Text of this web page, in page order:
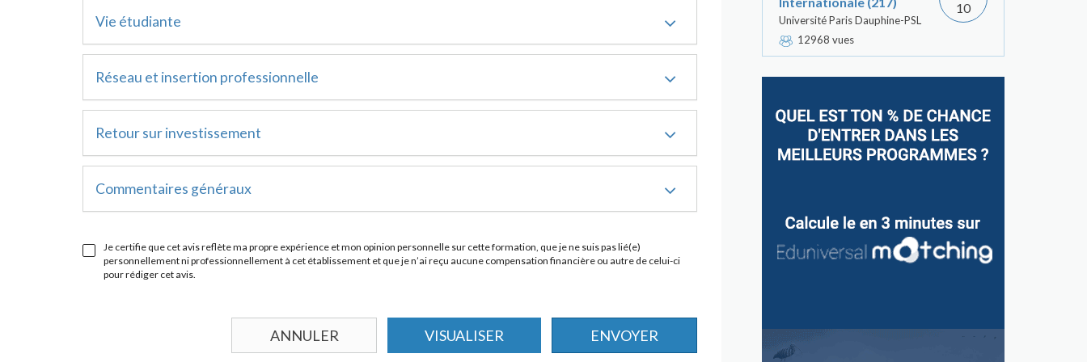
Vie étudiante
Réseau et insertion professionnelle
Retour sur investissement
Commentaires généraux
Je certifie que cet avis reflète ma propre expérience et mon opinion personnelle sur cette formation, que je ne suis pas lié(e)
personnellement ni professionnellement à cet établissement et que je n’ai reçu aucune compensation financière ou autre de celui-ci
pour rédiger cet avis.
ANNULER VISUALISER ENVOYER
Université Paris Dauphine-PSL
12968 vues
10